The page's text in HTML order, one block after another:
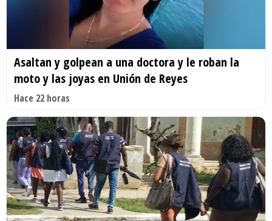
Asaltan y golpean a una doctora y le roban la
moto y las joyas en Unión de Reyes
Hace 22 horas